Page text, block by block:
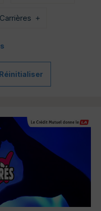
Carrières
Réinitialiser